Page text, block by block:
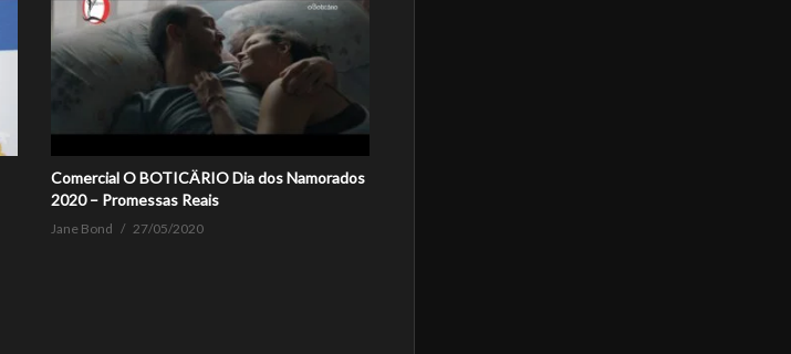
Comercial O BOTICÄRIO Dia dos Namorados
2020 – Promessas Reais
Jane Bond 27/05/2020